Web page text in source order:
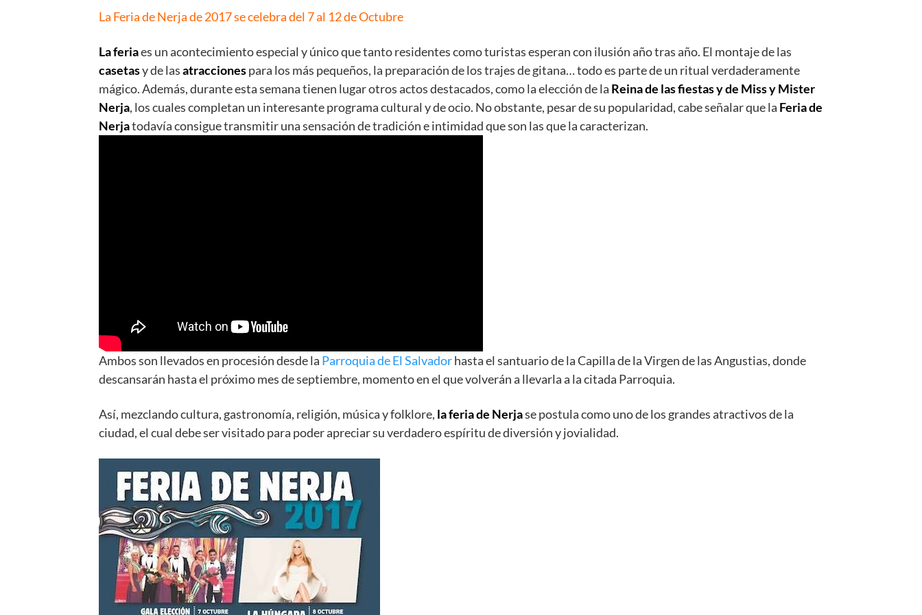
La Feria de Nerja de 2017 se celebra del 7 al 12 de Octubre
La feriaes un acontecimiento especial y único que tanto residentes como turistas esperan con ilusión año tras año. El montaje de las
casetasy de lasatraccionespara los más pequeños, la preparación de los trajes de gitana… todo es parte de un ritual verdaderamente
mágico. Además, durante esta semana tienen lugar otros actos destacados, como la elección de la Reina de las fiestas y de Miss y Mister
Nerja, los cuales completan un interesante programa cultural y de ocio. No obstante, pesar de su popularidad, cabe señalar que la Feria de
Nerjatodavía consigue transmitir una sensación de tradición e intimidad que son las que la caracterizan.
Ambos son llevados en procesión desde la Parroquia de El Salvadorhasta el santuario de la Capilla de la Virgen de las Angustias, donde
descansarán hasta el próximo mes de septiembre, momento en el que volverán a llevarla a la citada Parroquia.
Así, mezclando cultura, gastronomía, religión, música y folklore, la feria de Nerjase postula como uno de los grandes atractivos de la
ciudad, el cual debe ser visitado para poder apreciar su verdadero espíritu de diversión y jovialidad.